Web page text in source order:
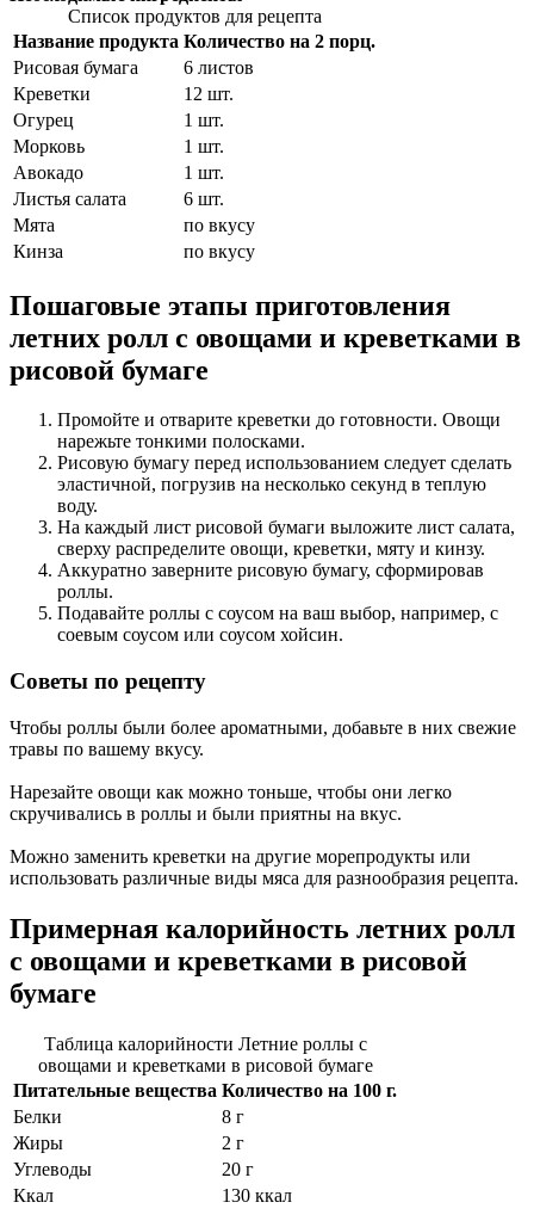
Список продуктов для рецепта
Название продукта Количество на 2 порц.
Рисовая бумага
6 листов
Креветки
12 шт.
Огурец
1 шт.
Морковь
1 шт.
Авокадо
1 шт.
Листья салата
6 шт.
Мята
по вкусу
Кинза
по вкусу
Пошаговые этапы приготовления
летних ролл с овощами и креветками в
рисовой бумаге
Промойте и отварите креветки до готовности. Овощи
нарежьте тонкими полосками.
Рисовую бумагу перед использованием следует сделать
эластичной, погрузив на несколько секунд в теплую
воду.
На каждый лист рисовой бумаги выложите лист салата,
сверху распределите овощи, креветки, мяту и кинзу.
Аккуратно заверните рисовую бумагу, сформировав
роллы.
Подавайте роллы с соусом на ваш выбор, например, с
соевым соусом или соусом хойсин.
Советы по рецепту
Чтобы роллы были более ароматными, добавьте в них свежие
травы по вашему вкусу.
Нарезайте овощи как можно тоньше, чтобы они легко
скручивались в роллы и были приятны на вкус.
Можно заменить креветки на другие морепродукты или
использовать различные виды мяса для разнообразия рецепта.
Примерная калорийность летних ролл
с овощами и креветками в рисовой
бумаге
Таблица калорийности Летние роллы с
овощами и креветками в рисовой бумаге
Питательные вещества Количество на 100 г.
Ккал 130 ккал
Белки
8 г
Жиры
2 г
Углеводы
20 г